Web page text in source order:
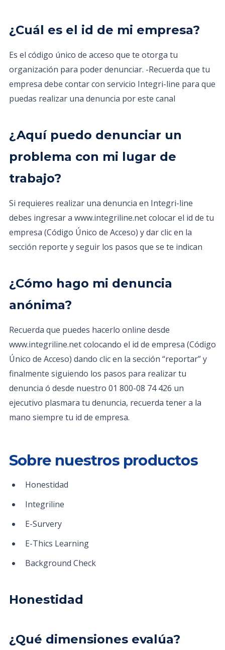
¿Cuál es el id de mi empresa?
Es el código único de acceso que te otorga tu
organización para poder denunciar. -Recuerda que tu
empresa debe contar con servicio Integri-line para que
puedas realizar una denuncia por este canal
¿Aquí puedo denunciar un
problema con mi lugar de
trabajo?
Si requieres realizar una denuncia en Integri-line
debes ingresar a www.integriline.net colocar el id de tu
empresa (Código Único de Acceso) y dar clic en la
sección reporte y seguir los pasos que se te indican
¿Cómo hago mi denuncia
anónima?
Recuerda que puedes hacerlo online desde
www.integriline.net colocando el id de empresa (Código
Único de Acceso) dando clic en la sección “reportar” y
finalmente siguiendo los pasos para realizar tu
denuncia ó desde nuestro 01 800-08 74 426 un
ejecutivo plasmara tu denuncia, recuerda tener a la
mano siempre tu id de empresa.
Sobre nuestros productos
Honestidad
Integriline
E-Survery
E-Thics Learning
Background Check
Honestidad
¿Qué dimensiones evalúa?